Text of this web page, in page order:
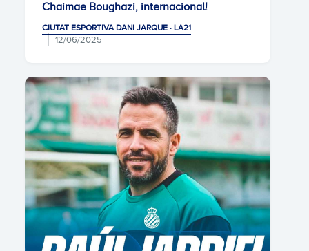
Chaimae Boughazi, internacional!
CIUTAT ESPORTIVA DANI JARQUE · LA21
12/06/2025